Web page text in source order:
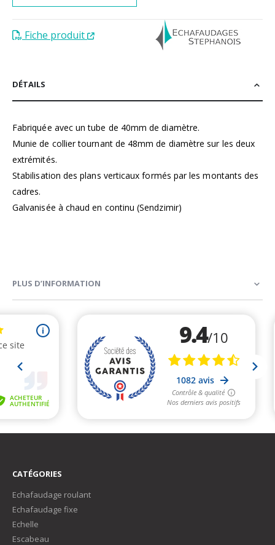
Fiche produit
DÉTAILS
Fabriquée avec un tube de 40mm de diamètre.
Munie de collier tournant de 48mm de diamètre sur les deux
extrémités.
Stabilisation des plans verticaux formés par les montants des
cadres.
Galvanisée à chaud en continu (Sendzimir)
PLUS D’INFORMATION
CATÉGORIES
Echafaudage roulant
Echafaudage fixe
Echelle
Escabeau